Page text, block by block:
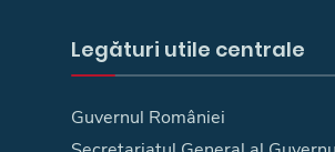
Legături utile centrale
Guvernul României